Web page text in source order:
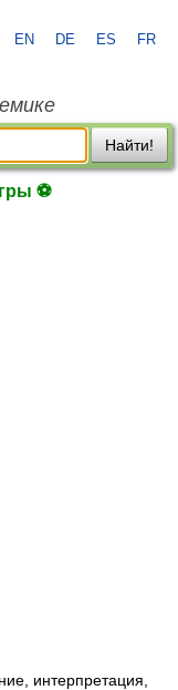
EN DE ES FR
Найти!
⚽
интерпретация,